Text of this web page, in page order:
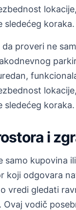
sledećeg koraka.
proveri ne
sledećeg koraka.
i
samo kupovina
koji odgovara
vredi gledati
Ovaj vodič